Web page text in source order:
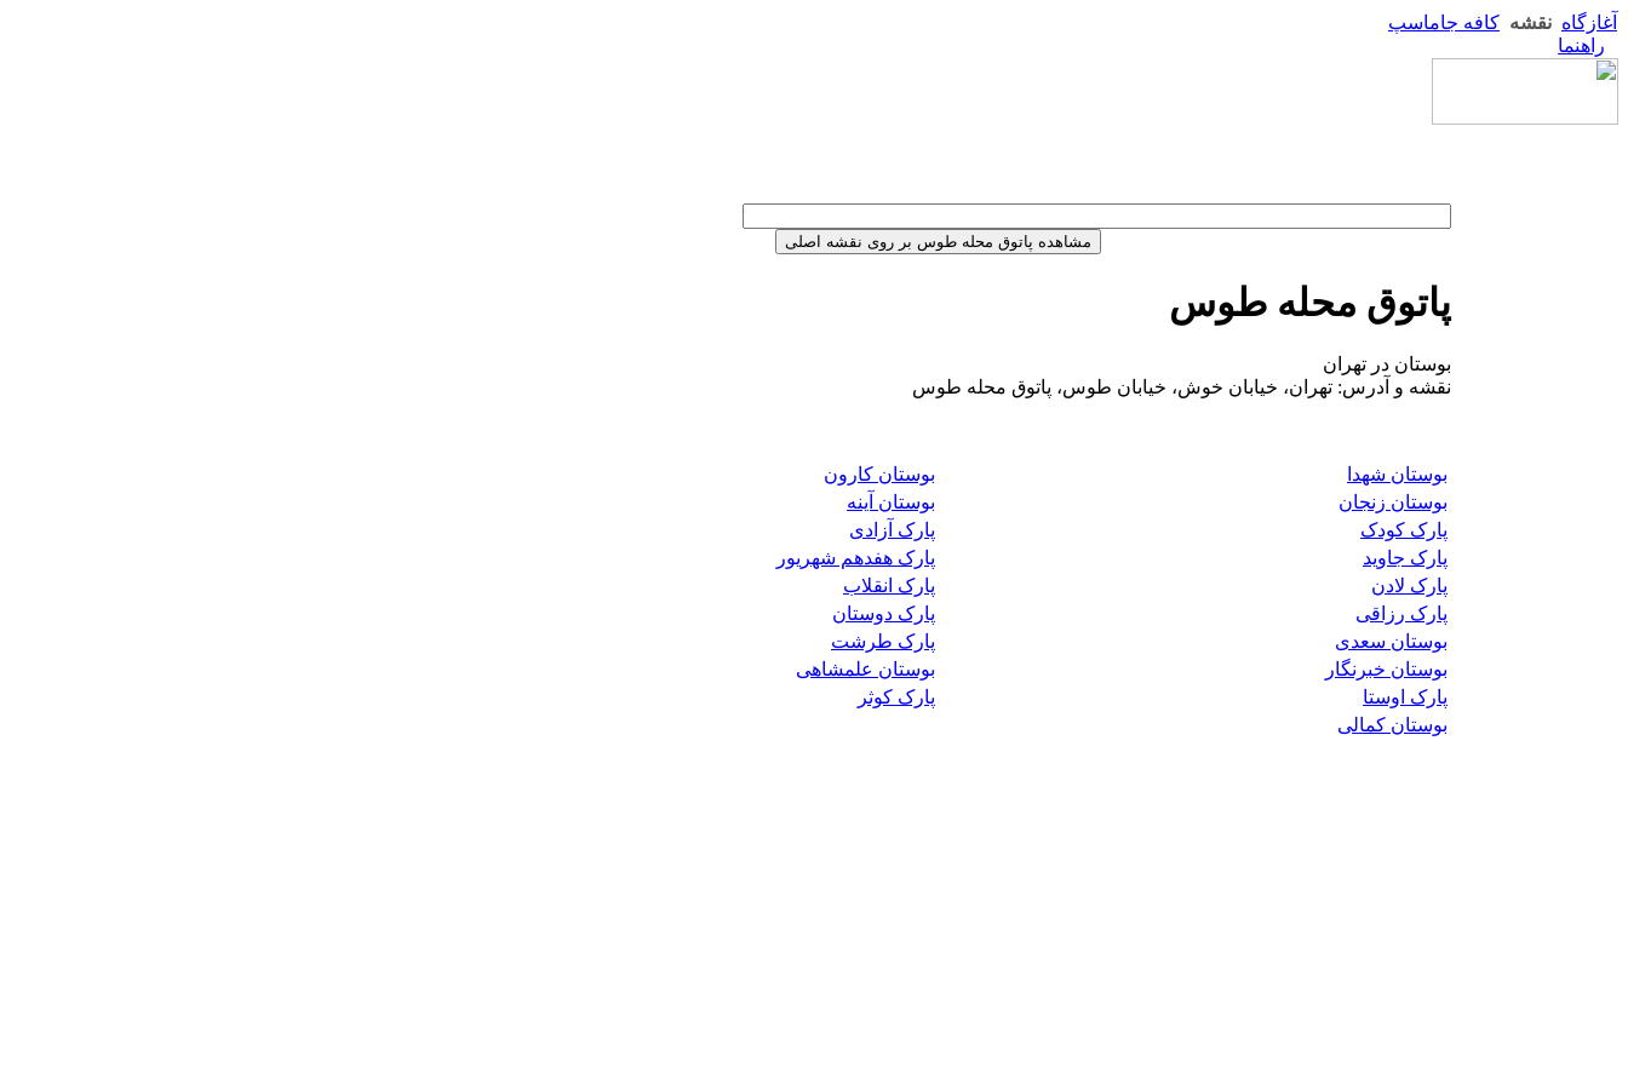
آغازگاه نقشه کافه جاماسپ
راهنما
پاتوق محله طوس
بوستان در تهران
نقشه و آدرس: تهران، خیابان خوش، خیابان طوس، پاتوق محله طوس
بوستان شهدا
بوستان کارون
بوستان زنجان
بوستان آینه
پارک کودک
پارک آزادی
پارک جاوید
پارک هفدهم شهریور
پارک لادن
پارک انقلاب
پارک رزاقی
پارک دوستان
بوستان سعدی
پارک طرشت
بوستان خبرنگار
بوستان علمشاهی
پارک اوستا
پارک کوثر
بوستان کمالی